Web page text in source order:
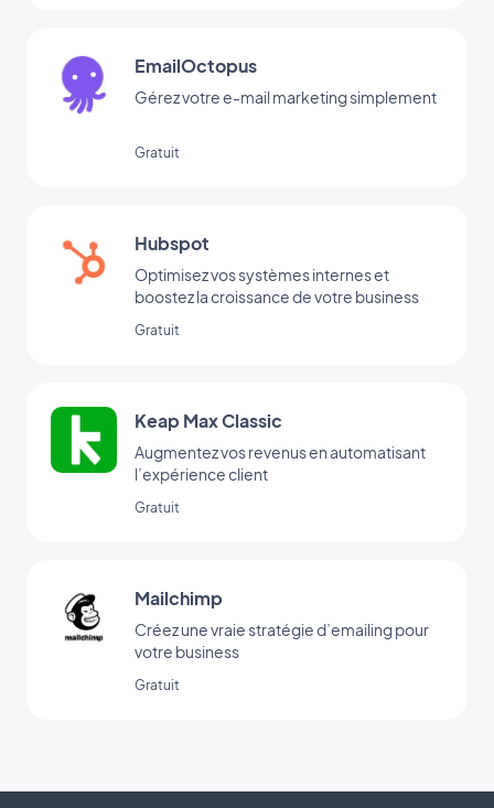
EmailOctopus
Gérez votre e-mail marketing simplement
Gratuit
Hubspot
Optimisez vos systèmes internes et
boostez la croissance de votre business
Gratuit
Keap Max Classic
Augmentez vos revenus en automatisant
l’expérience client
Gratuit
Mailchimp
Créez une vraie stratégie d’emailing pour
votre business
Gratuit